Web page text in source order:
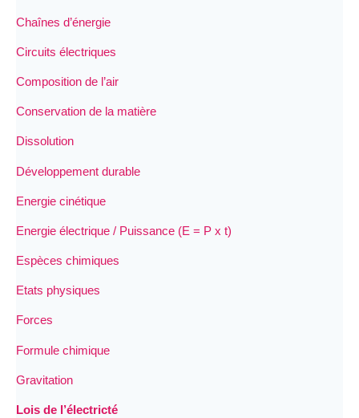
Chaînes d’énergie
Circuits électriques
Composition de l’air
Conservation de la matière
Dissolution
Développement durable
Energie cinétique
Energie électrique / Puissance (E = P x t)
Espèces chimiques
Etats physiques
Forces
Formule chimique
Gravitation
Lois de l’électricté